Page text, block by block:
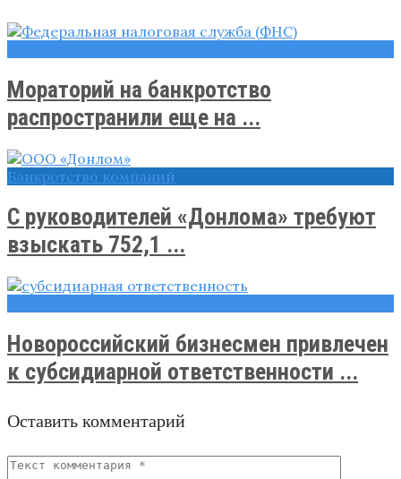
Мораторий на банкротство
распространили еще на ...
Банкротство компаний
С руководителей «Донлома» требуют
взыскать 752,1 ...
Новороссийский бизнесмен привлечен
к субсидиарной ответственности ...
Оставить комментарий